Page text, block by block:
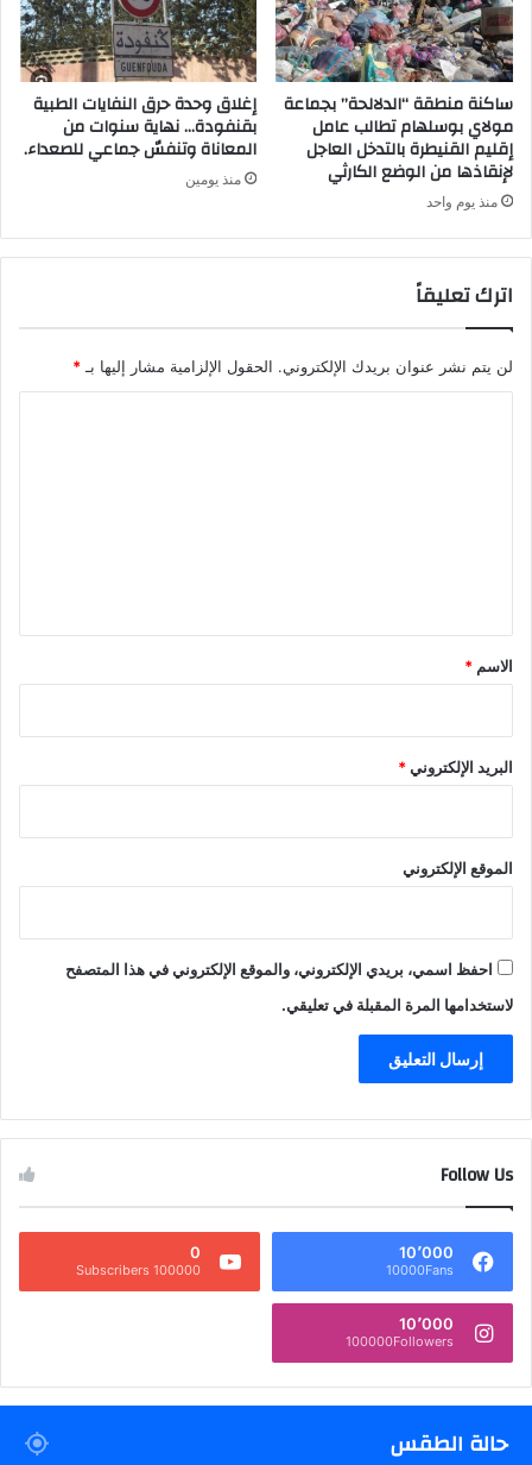
ساكنة منطقة “الدلالحة” بجماعة
مولاي بوسلهام تطالب عامل
إقليم القنيطرة بالتدخل العاجل
لإنقاذها من الوضع الكارثي
منذ يوم واحد
إغلاق وحدة حرق النفايات الطبية
بقنفودة… نهاية سنوات من
المعاناة وتنفسٌ جماعي للصعداء.
منذ يومين
اترك تعليقاً
لن يتم نشر عنوان بريدك الإلكتروني. الحقول الإلزامية مشار إليها بـ *
*
الاسم *
البريد الإلكتروني*
الموقع الإلكتروني
احفظ اسمي، بريدي الإلكتروني، والموقع الإلكتروني في هذا المتصفح
لاستخدامها المرة المقبلة في تعليقي.
Follow Us
10٬000
10000Fans
0
100000 Subscribers
10٬000
100000Followers
حالة الطقس